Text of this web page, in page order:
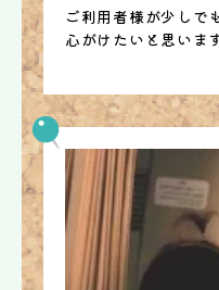
ご利用者様が少しで
心がけたいと思いま